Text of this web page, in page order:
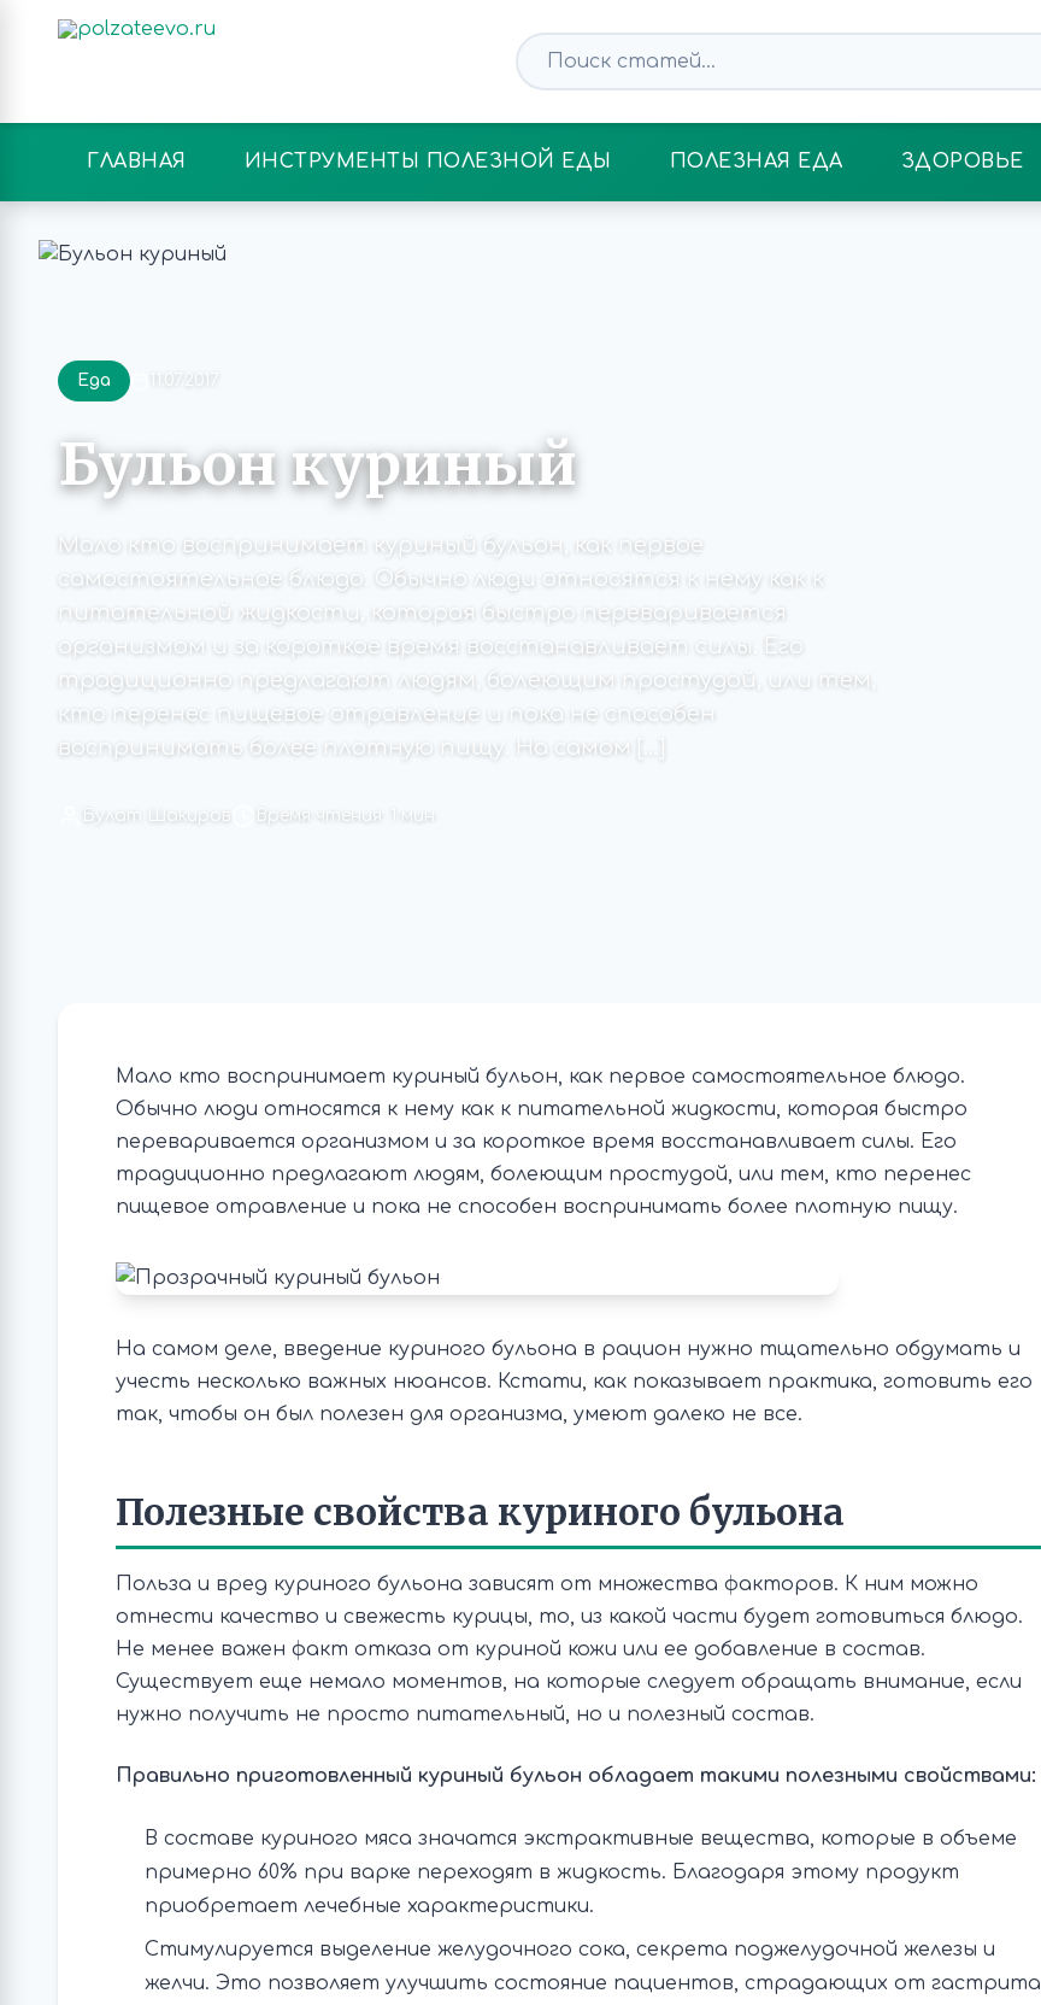
ГЛАВНАЯ ИНСТРУМЕНТЫ ПОЛЕЗНОЙ ЕДЫ ПОЛЕЗНАЯ ЕДА ЗДОРОВЬЕ
Еда 11.07.2017
Бульон куриный
Мало кто воспринимает куриный бульон, как первое
самостоятельное блюдо. Обычно люди относятся к нему как к
питательной жидкости, которая быстро переваривается
организмом и за короткое время восстанавливает силы. Его
традиционно предлагают людям, болеющим простудой, или тем,
кто перенес пищевое отравление и пока не способен
воспринимать более плотную пищу. На самом […]
Булат Шакиров Время чтения: 1 мин
Мало кто воспринимает куриный бульон, как первое самостоятельное блюдо.
Обычно люди относятся к нему как к питательной жидкости, которая быстро
переваривается организмом и за короткое время восстанавливает силы. Его
традиционно предлагают людям, болеющим простудой, или тем, кто перенес
пищевое отравление и пока не способен воспринимать более плотную пищу.
На самом деле, введение куриного бульона в рацион нужно тщательно обдумать и
учесть несколько важных нюансов. Кстати, как показывает практика, готовить его
так, чтобы он был полезен для организма, умеют далеко не все.
Полезные свойства куриного бульона
Польза и вред куриного бульона зависят от множества факторов. К ним можно
отнести качество и свежесть курицы, то, из какой части будет готовиться блюдо.
Не менее важен факт отказа от куриной кожи или ее добавление в состав.
Существует еще немало моментов, на которые следует обращать внимание, если
нужно получить не просто питательный, но и полезный состав.
Правильно приготовленный куриный бульон обладает такими полезными свойствами:
В составе куриного мяса значатся экстрактивные вещества, которые в объеме
примерно 60% при варке переходят в жидкость. Благодаря этому продукт
приобретает лечебные характеристики.
Стимулируется выделение желудочного сока, секрета поджелудочной железы и
желчи. Это позволяет улучшить состояние пациентов, страдающих от гастрита